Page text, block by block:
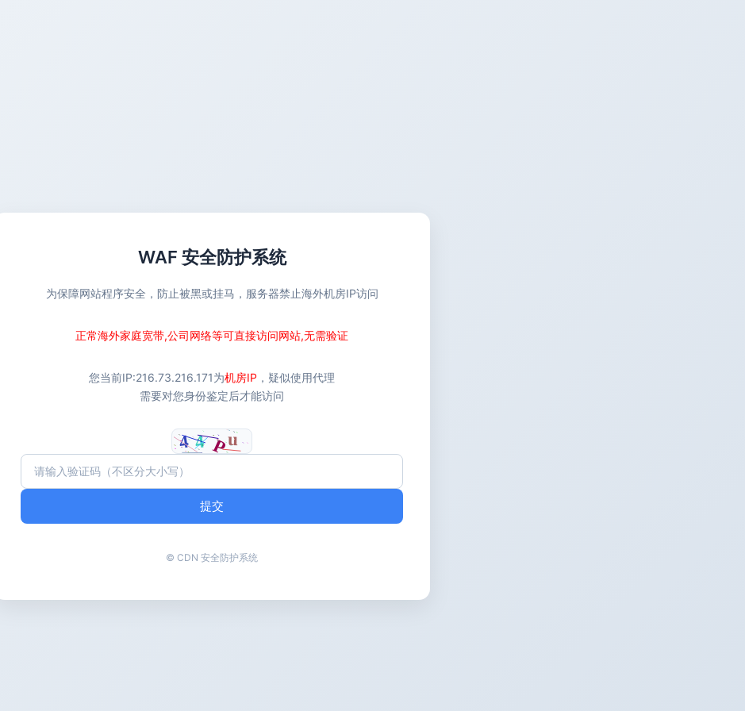
WAF 安全防护系统
为保障网站程序安全，防止被黑或挂马，服务器禁止海外机房IP访问
正常海外家庭宽带,公司网络等可直接访问网站,无需验证
您当前IP:216.73.216.171为机房IP ，疑似使用代理
需要对您身份鉴定后才能访问
提交
© CDN 安全防护系统